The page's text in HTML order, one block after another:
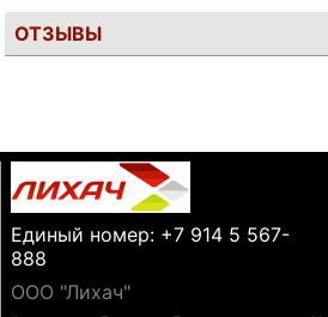
ОТЗЫВЫ
Единый номер: +7 914 5 567-
888
ООО "Лихач"